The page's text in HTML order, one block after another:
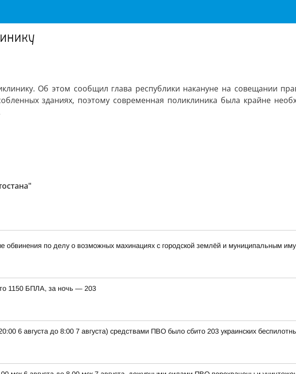
Об этом сообщил глава республики накануне на совещании
зданиях, поэтому современная поликлиника была крайне
обвинения по делу о возможных махинациях с городской землёй и муниципальным
1150 БПЛА, за ночь — 203
6 августа до 8:00 7 августа) средствами ПВО было сбито 203 украинских